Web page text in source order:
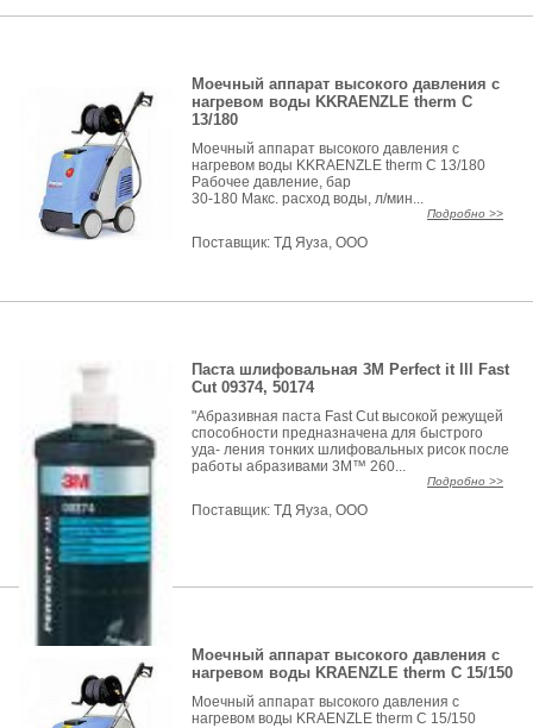
Моечный аппарат высокого давления с
нагревом воды KKRAENZLE therm C
13/180
Моечный аппарат высокого давления с
нагревом воды KKRAENZLE therm C 13/180
Рабочее давление, бар
30-180 Макс. расход воды, л/мин...
Подробно >>
Поставщик:ТД Яуза, ООО
Паста шлифовальная 3М Perfect it lll Fast
Cut 09374, 50174
"Абразивная паста Fast Cut высокой режущей
способности предназначена для быстрого
уда- ления тонких шлифовальных рисок после
работы абразивами 3М™ 260...
Подробно >>
Поставщик:ТД Яуза, ООО
Моечный аппарат высокого давления с
нагревом воды KRAENZLE therm C 15/150
Моечный аппарат высокого давления с
нагревом воды KRAENZLE therm C 15/150